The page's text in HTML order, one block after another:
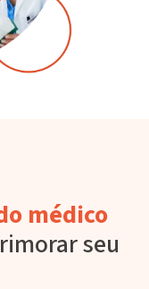
médico
seu